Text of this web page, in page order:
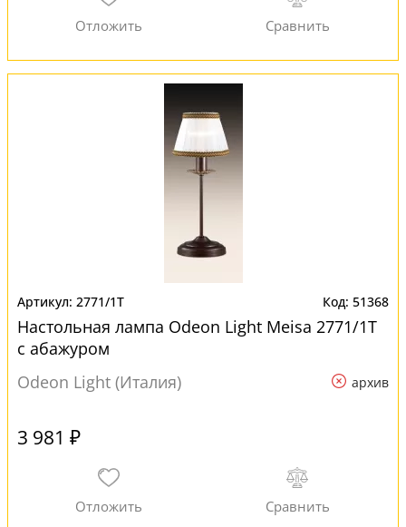
2771/1T 51368
Настольная лампа Odeon Light Meisa 2771/1T
с абажуром
Odeon Light (Италия)
архив
3 981 ₽